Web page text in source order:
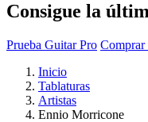
Consigue la
Prueba Guitar Pro Comprar
Inicio
Tablaturas
Artistas
Ennio Morricone